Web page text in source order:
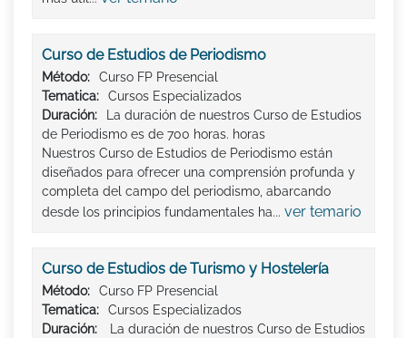
Curso de Estudios de Periodismo
Método:
Curso FP Presencial
Tematica:
Cursos Especializados
Duración:
La duración de nuestros Curso de Estudios
de Periodismo es de 700 horas. horas
Nuestros Curso de Estudios de Periodismo están
diseñados para ofrecer una comprensión profunda y
completa del campo del periodismo, abarcando
desde los principios fundamentales ha... ver temario
Curso de Estudios de Turismo y Hostelería
Método:
Curso FP Presencial
Tematica:
Cursos Especializados
Duración:
La duración de nuestros Curso de Estudios